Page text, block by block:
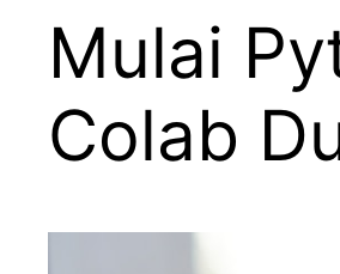
Mulai
Colab